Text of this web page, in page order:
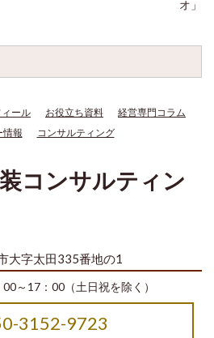
オ」
ール お役立ち資料
経営専門コラム
情報
コンサルティング
コンサルティン
大字太田335番地の1
00～17：00（土日祝を除く）
3152-9723